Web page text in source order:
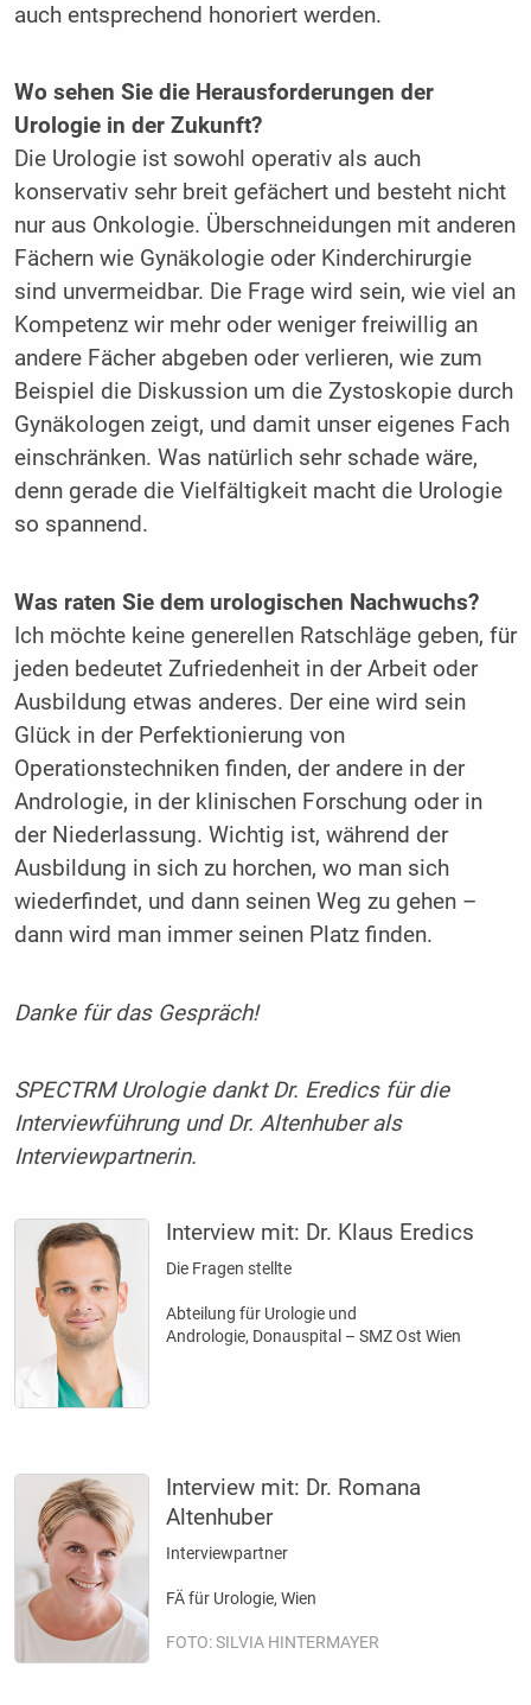
auch entsprechend honoriert werden.
Wo sehen Sie die Herausforderungen der
Urologie in der Zukunft?
Die Urologie ist sowohl operativ als auch
konservativ sehr breit gefächert und besteht nicht
nur aus Onkologie. Überschneidungen mit anderen
Fächern wie Gynäkologie oder Kinderchirurgie
sind unvermeidbar. Die Frage wird sein, wie viel an
Kompetenz wir mehr oder weniger freiwillig an
andere Fächer abgeben oder verlieren, wie zum
Beispiel die Diskussion um die Zystoskopie durch
Gynäkologen zeigt, und damit unser eigenes Fach
einschränken. Was natürlich sehr schade wäre,
denn gerade die Vielfältigkeit macht die Urologie
so spannend.
Was raten Sie dem urologischen Nachwuchs?
Ich möchte keine generellen Ratschläge geben, für
jeden bedeutet Zufriedenheit in der Arbeit oder
Ausbildung etwas anderes. Der eine wird sein
Glück in der Perfektionierung von
Operationstechniken finden, der andere in der
Andrologie, in der klinischen Forschung oder in
der Niederlassung. Wichtig ist, während der
Ausbildung in sich zu horchen, wo man sich
wiederfindet, und dann seinen Weg zu gehen –
dann wird man immer seinen Platz finden.
Danke für das Gespräch!
SPECTRM Urologie dankt Dr. Eredics für die
Interviewführung und Dr. Altenhuber als
Interviewpartnerin.
Interview mit: Dr. Klaus Eredics
Die Fragen stellte
Abteilung für Urologie und
Andrologie, Donauspital – SMZ Ost Wien
Interview mit: Dr. Romana
Altenhuber
Interviewpartner
FÄ für Urologie, Wien
FOTO: SILVIA HINTERMAYER